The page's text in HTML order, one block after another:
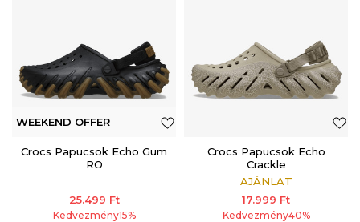
WEEKEND OFFER
Crocs Papucsok Echo Gum
RO
25.499 Ft
Kedvezmény15%
Crocs Papucsok Echo
Crackle
AJÁNLAT
17.999 Ft
Kedvezmény40%